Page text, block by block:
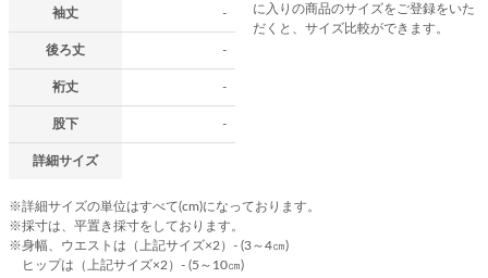
袖丈 -
後ろ丈 -
裄丈 -
股下 -
詳細サイズ
に入りの商品のサイズをご登録をいた
だくと、サイズ比較ができます。
※詳細サイズの単位はすべて(cm)になっております。
※採寸は、平置き採寸をしております。
※身幅、ウエストは（上記サイズ×2）- (3～4㎝)
ヒップは（上記サイズ×2）- (5～10㎝)